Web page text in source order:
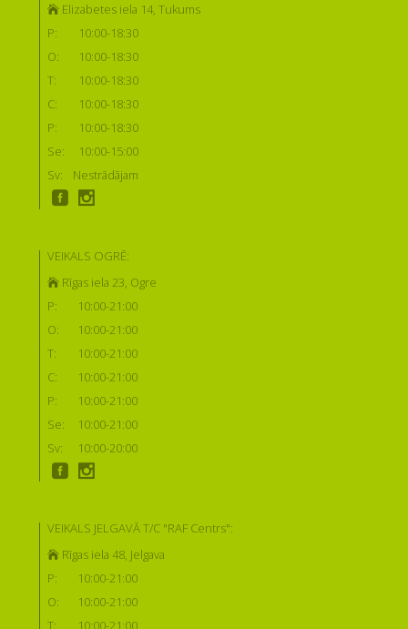
Elizabetes iela 14, Tukums
P:
10:00-18:30
O:
10:00-18:30
T:
10:00-18:30
C:
10:00-18:30
P:
10:00-18:30
Se:
10:00-15:00
Sv:
Nestrādājam
VEIKALS OGRĒ:
Rīgas iela 23, Ogre
P:
10:00-21:00
O:
10:00-21:00
T:
10:00-21:00
C:
10:00-21:00
P:
10:00-21:00
Se:
10:00-21:00
Sv:
10:00-20:00
VEIKALS JELGAVĀ T/C "RAF Centrs":
Rīgas iela 48, Jelgava
P:
10:00-21:00
O:
10:00-21:00
T:
10:00-21:00